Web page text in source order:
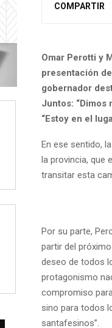
COMPARTIR
Omar Perotti y
presentación
gobernador
Juntos: “Dimos
“Estoy en el
En ese sentido,
la provincia, que
transitar esta
Por su parte,
partir del
deseo de todos
protagonismo
compromiso
sino para todos
santafesinos”.